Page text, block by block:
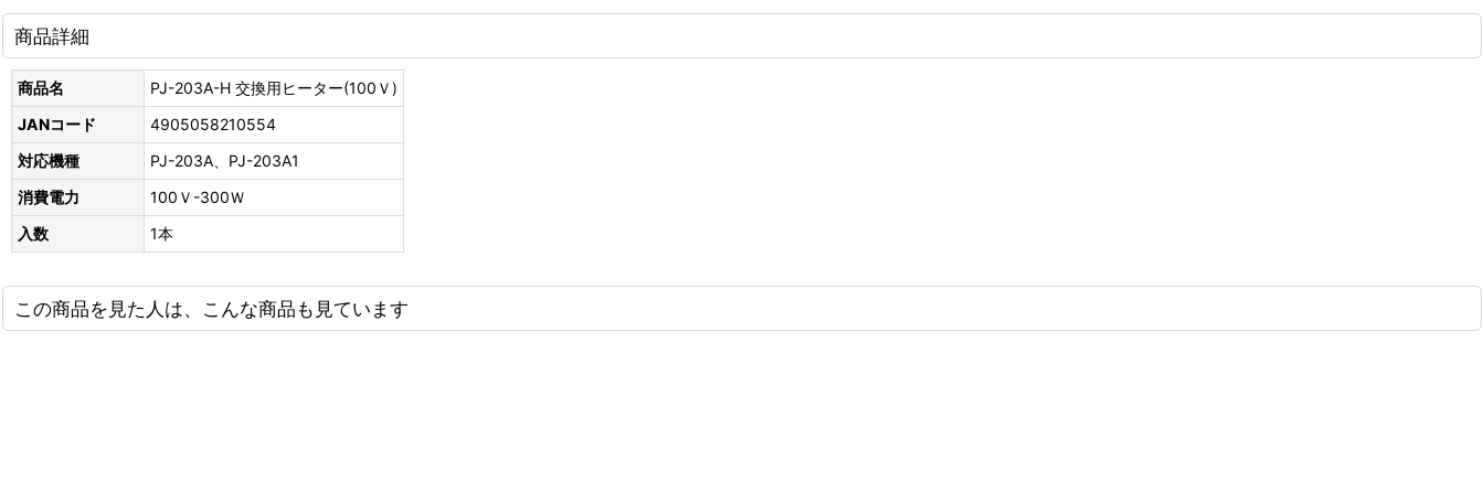
商品詳細
商品名
PJ-203A-H 交換用ヒーター(100Ｖ)
JANコード
4905058210554
対応機種
PJ-203A、PJ-203A1
消費電力
100Ｖ-300Ｗ
入数
1本
この商品を見た人は、こんな商品も見ています